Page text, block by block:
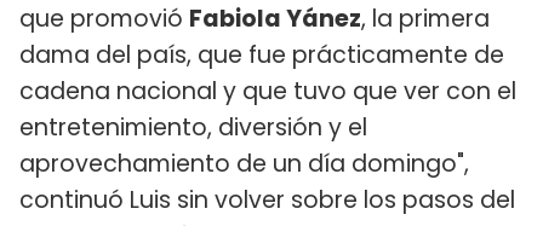
que promovió Fabiola Yánez, la primera
dama del país, que fue prácticamente de
cadena nacional y que tuvo que ver con el
entretenimiento, diversión y el
aprovechamiento de un día domingo",
continuó Luis sin volver sobre los pasos del